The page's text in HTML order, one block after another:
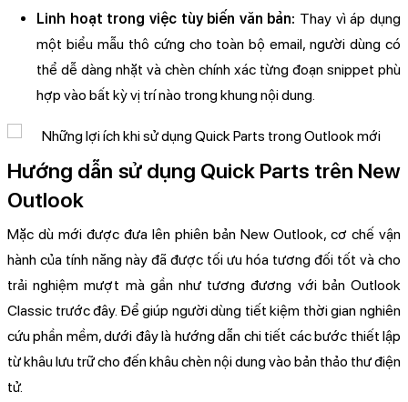
Linh hoạt trong việc tùy biến văn bản: Thay vì áp dụng
một biểu mẫu thô cứng cho toàn bộ email, người dùng có
thể dễ dàng nhặt và chèn chính xác từng đoạn snippet phù
hợp vào bất kỳ vị trí nào trong khung nội dung.
Hướng dẫn sử dụng Quick Parts trên New
Outlook
Mặc dù mới được đưa lên phiên bản New Outlook, cơ chế vận
hành của tính năng này đã được tối ưu hóa tương đối tốt và cho
trải nghiệm mượt mà gần như tương đương với bản Outlook
Classic trước đây. Để giúp người dùng tiết kiệm thời gian nghiên
cứu phần mềm, dưới đây là hướng dẫn chi tiết các bước thiết lập
từ khâu lưu trữ cho đến khâu chèn nội dung vào bản thảo thư điện
tử.